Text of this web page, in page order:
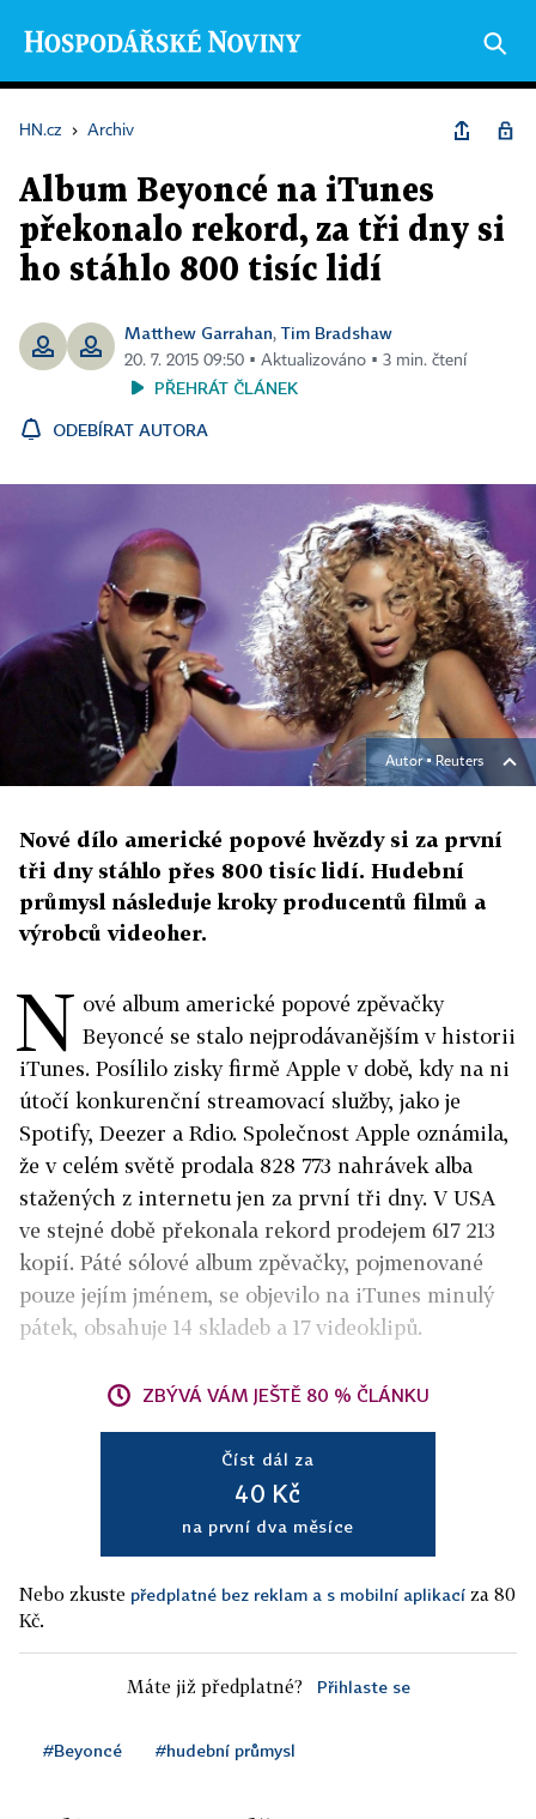
HN.cz › Archiv
Album Beyoncé na iTunes
překonalo rekord, za tři dny si
ho stáhlo 800 tisíc lidí
Matthew Garrahan, Tim Bradshaw
20. 7. 2015 09:50 ▪ Aktualizováno ▪ 3 min. čtení
PŘEHRÁT ČLÁNEK
ODEBÍRAT AUTORA
Autor ▪Reuters
Nové dílo americké popové hvězdy si za první
tři dny stáhlo přes 800 tisíc lidí. Hudební
průmysl následuje kroky producentů filmů a
výrobců videoher.
N ové album americké popové zpěvačky
Beyoncé se stalo nejprodávanějším v historii
iTunes. Posílilo zisky firmě Apple v době, kdy na ni
útočí konkurenční streamovací služby, jako je
Spotify, Deezer a Rdio. Společnost Apple oznámila,
že v celém světě prodala 828 773 nahrávek alba
stažených z internetu jen za první tři dny. V USA
ve stejné době překonala rekord prodejem 617 213
kopií. Páté sólové album zpěvačky, pojmenované
pouze jejím jménem, se objevilo na iTunes minulý
pátek, obsahuje 14 skladeb a 17 videoklipů.
ZBÝVÁ VÁM JEŠTĚ 80 % ČLÁNKU
Číst dál za
40 Kč
na první dva měsíce
Nebo zkuste předplatné bez reklam a s mobilní aplikací za 80
Kč.
Máte již předplatné? Přihlaste se
#Beyoncé #hudební průmysl